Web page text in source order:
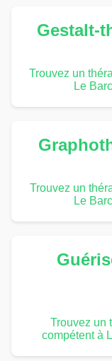
Gestalt-
Trouvez un
Le
Trouvez un
Le
Trouvez un
compétent à